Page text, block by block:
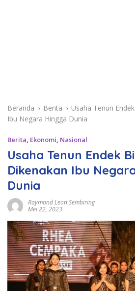
Beranda Berita
Usaha Tenun
Ibu Negara Hingga Dunia
Berita, Ekonomi, Nasional
Usaha Tenun Endek
Dikenakan Ibu
Dunia
Raymond Leon Sembiring
Mei 22, 2023